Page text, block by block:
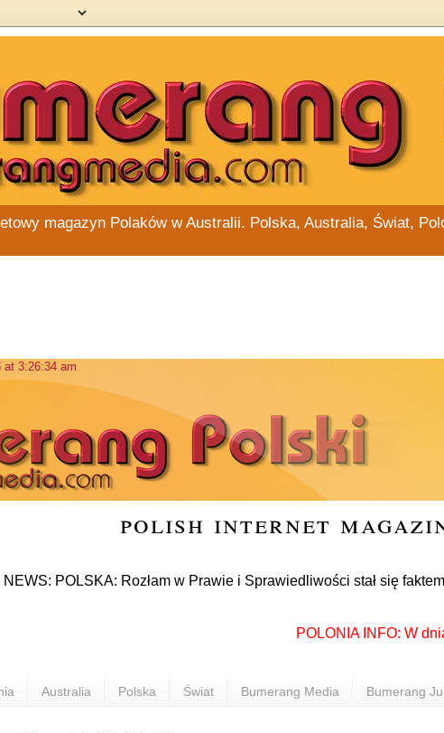
magazyn Polaków w Australii. Polska, Australia, Świat,
polish internet
POLSKA: Rozłam w Prawie i Sprawiedliwości stał się faktem.
POLONIA INFO: W
Australia Polska Świat Bumerang Media Bumerang